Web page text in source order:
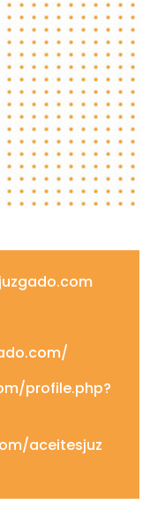
profile.php?
aceitesjuz